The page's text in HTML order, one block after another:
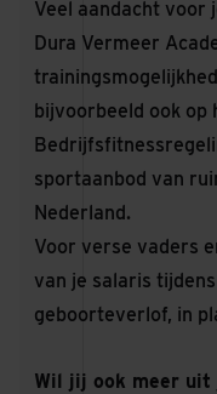
Veel aandacht voor
Dura Vermeer
bijvoorbeeld ook
sportaanbod van
Nederland.
Voor verse vaders
van je salaris
geboorteverlof, in
Wil jij ook meer uit